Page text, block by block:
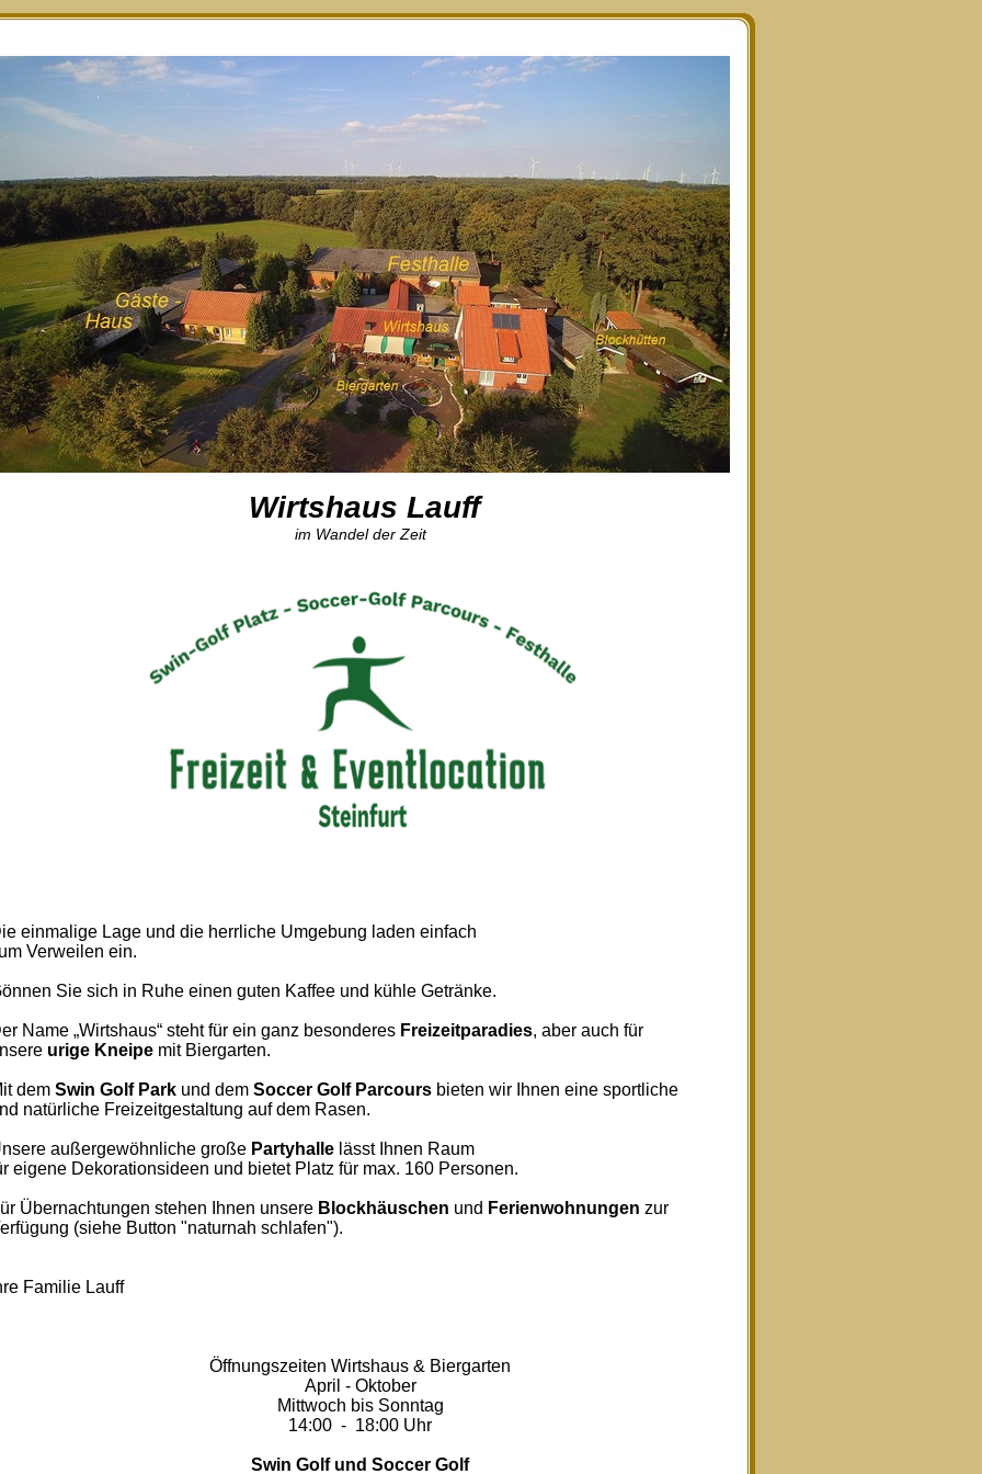
Wirtshaus Lauff
im Wandel der Zeit
einmalige Lage und die herrliche Umgebung laden einfach
Verweilen ein.
Sie sich in Ruhe einen guten Kaffee und kühle Getränke.
Name „Wirtshaus“ steht für ein ganz besonderes Freizeitparadies, aber auch für
urige Kneipe mit Biergarten.
dem Swin Golf Park und dem Soccer Golf Parcours bieten wir Ihnen eine sportliche
natürliche Freizeitgestaltung auf dem Rasen.
außergewöhnliche große Partyhalle lässt Ihnen Raum
eigene Dekorationsideen und bietet Platz für max. 160 Personen.
Übernachtungen stehen Ihnen unsere Blockhäuschen und Ferienwohnungen zur
(siehe Button "naturnah schlafen").
Familie Lauff
Öffnungszeiten Wirtshaus & Biergarten
April - Oktober
Mittwoch bis Sonntag
14:00 - 18:00 Uhr
Swin Golf und Soccer Golf